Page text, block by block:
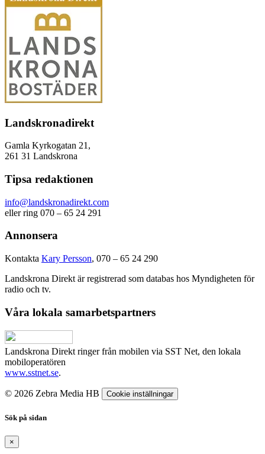
Landskronadirekt
Gamla Kyrkogatan 21,
261 31 Landskrona
Tipsa redaktionen
info@landskronadirekt.com
eller ring 070 – 65 24 291
Annonsera
Kontakta Kary Persson, 070 – 65 24 290
Landskrona Direkt är registrerad som databas hos Myndigheten för
radio och tv.
Våra lokala samarbetspartners
Landskrona Direkt ringer från mobilen via SST Net, den lokala
mobiloperatören
www.sstnet.se.
© 2026 Zebra Media HB Cookie inställningar
Sök på sidan
×